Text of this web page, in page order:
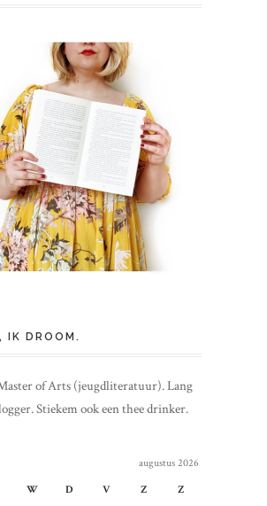
IK DROOM.
of Arts (jeugdliteratuur). Lang
Stiekem ook een thee drinker.
augustus 2026
W D V Z Z